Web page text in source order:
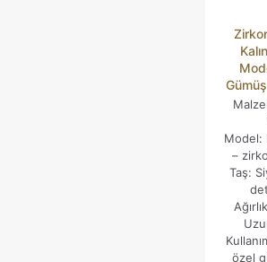
Daha sonraki yorumlarımda
adresim ve site adresim bu tarayıcıya
Model:
–
Taş:
özel